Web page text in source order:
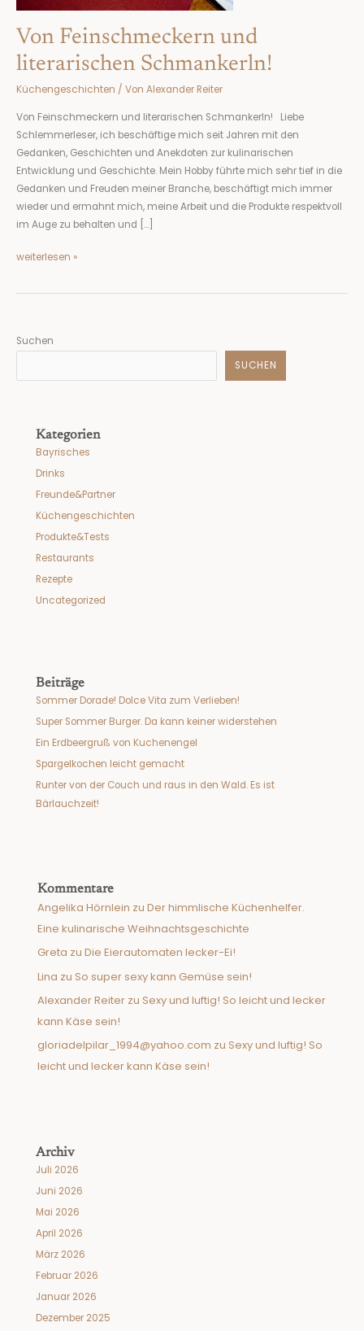
Von Feinschmeckern und
literarischen Schmankerln!
Küchengeschichten / Von Alexander Reiter
Von Feinschmeckern und literarischen Schmankerln! Liebe
Schlemmerleser, ich beschäftige mich seit Jahren mit den
Gedanken, Geschichten und Anekdoten zur kulinarischen
Entwicklung und Geschichte. Mein Hobby führte mich sehr tief in die
Gedanken und Freuden meiner Branche, beschäftigt mich immer
wieder und ermahnt mich, meine Arbeit und die Produkte respektvoll
im Auge zu behalten und […]
weiterlesen »
Suchen
SUCHEN
Kategorien
Bayrisches
Drinks
Freunde&Partner
Küchengeschichten
Produkte&Tests
Restaurants
Rezepte
Uncategorized
Beiträge
Sommer Dorade! Dolce Vita zum Verlieben!
Super Sommer Burger. Da kann keiner widerstehen
Ein Erdbeergruß von Kuchenengel
Spargelkochen leicht gemacht
Runter von der Couch und raus in den Wald. Es ist
Bärlauchzeit!
Kommentare
Angelika Hörnlein zu Der himmlische Küchenhelfer.
Eine kulinarische Weihnachtsgeschichte
Greta zu Die Eierautomaten lecker-Ei!
Lina zu So super sexy kann Gemüse sein!
Alexander Reiter zu Sexy und luftig! So leicht und lecker
kann Käse sein!
gloriadelpilar_1994@yahoo.com zu Sexy und luftig! So
leicht und lecker kann Käse sein!
Archiv
Juli 2026
Juni 2026
Mai 2026
April 2026
März 2026
Februar 2026
Januar 2026
Dezember 2025